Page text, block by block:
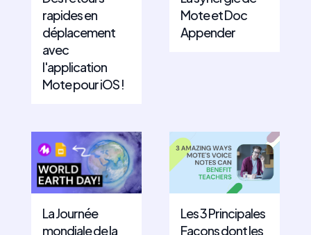
rapides en
déplacement
avec
l'application
Mote pour iOS !
Mote et Doc
Appender
La Journée
mondiale de la
Les 3 Principales
Façons dont les